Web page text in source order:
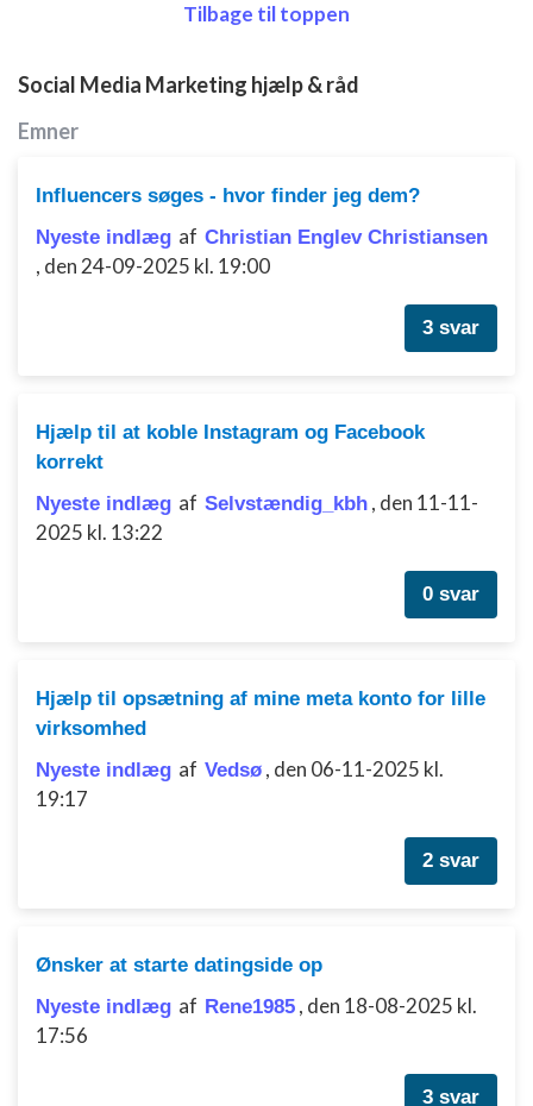
Tilbage til toppen
Social Media Marketing hjælp & råd
Emner
Influencers søges - hvor finder jeg dem?
Nyeste indlæg af Christian Englev Christiansen
, den 24-09-2025 kl. 19:00
3 svar
Hjælp til at koble Instagram og Facebook
korrekt
Nyeste indlæg af Selvstændig_kbh , den 11-11-
2025 kl. 13:22
0 svar
Hjælp til opsætning af mine meta konto for lille
virksomhed
Nyeste indlæg af Vedsø , den 06-11-2025 kl.
19:17
2 svar
Ønsker at starte datingside op
Nyeste indlæg af Rene1985 , den 18-08-2025 kl.
17:56
3 svar